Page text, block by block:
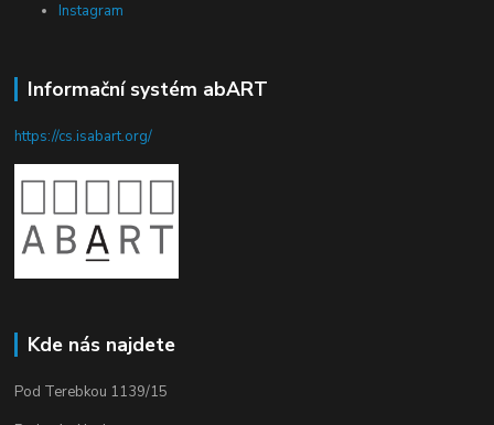
Instagram
Informační systém abART
https://cs.isabart.org/
Kde nás najdete
Pod Terebkou 1139/15